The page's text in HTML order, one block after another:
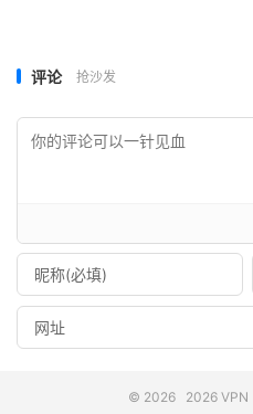
评论 抢沙发
© 2026 2026 VPN